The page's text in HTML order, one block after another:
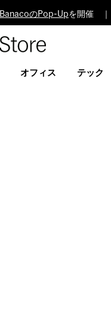
BanacoのPop-Upを開催
Design
オフィス テック